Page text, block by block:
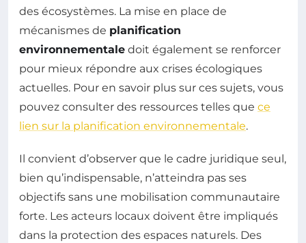
des écosystèmes. La mise en place de
mécanismes de planification
environnementale doit également se renforcer
pour mieux répondre aux crises écologiques
actuelles. Pour en savoir plus sur ces sujets, vous
pouvez consulter des ressources telles que ce
lien sur la planification environnementale.
Il convient d’observer que le cadre juridique seul,
bien qu’indispensable, n’atteindra pas ses
objectifs sans une mobilisation communautaire
forte. Les acteurs locaux doivent être impliqués
dans la protection des espaces naturels. Des